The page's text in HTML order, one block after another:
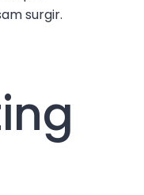
surgir.